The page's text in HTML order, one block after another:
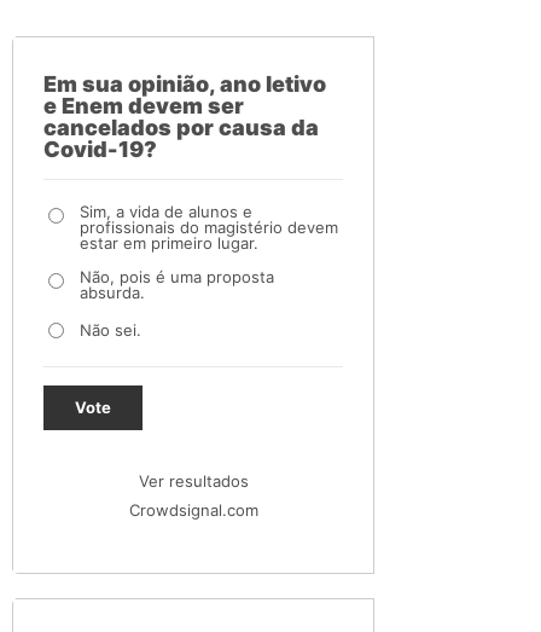
Em sua opinião, ano letivo
e Enem devem ser
cancelados por causa da
Covid-19?
Sim, a vida de alunos e
profissionais do magistério devem
estar em primeiro lugar.
Não, pois é uma proposta
absurda.
Não sei.
Vote
Ver resultados
Crowdsignal.com